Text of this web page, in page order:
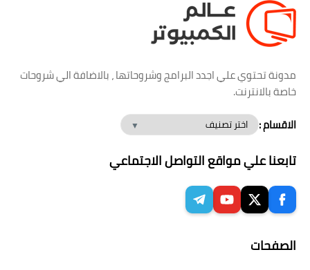
مدونة تحتوي علي اجدد البرامج وشروحاتها ، بالاضافة الي شروحات
خاصة بالانترنت.
الاقسام :
تابعنا علي مواقع التواصل الاجتماعي
الصفحات